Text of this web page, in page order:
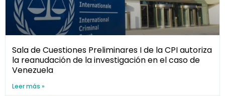
Sala de Cuestiones Preliminares I de la CPI autoriza
la reanudación de la investigación en el caso de
Venezuela
Leer más »